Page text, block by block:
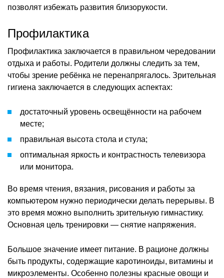
позволят избежать развития близорукости.
Профилактика
Профилактика заключается в правильном чередовании
отдыха и работы. Родители должны следить за тем,
чтобы зрение ребёнка не перенапрягалось. Зрительная
гигиена заключается в следующих аспектах:
достаточный уровень освещённости на рабочем
месте;
правильная высота стола и стула;
оптимальная яркость и контрастность телевизора
или монитора.
Во время чтения, вязания, рисования и работы за
компьютером нужно периодически делать перерывы. В
это время можно выполнить зрительную гимнастику.
Основная цель тренировки — снятие напряжения.
Большое значение имеет питание. В рационе должны
быть продукты, содержащие каротиноиды, витамины и
микроэлементы. Особенно полезны красные овощи и